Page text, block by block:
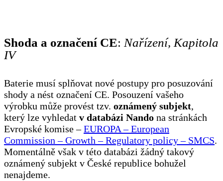
Shoda a označení CE: Nařízení, Kapitola
IV
Baterie musí splňovat nové postupy pro posuzování
shody a nést označení CE. Posouzení vašeho
výrobku může provést tzv. oznámený subjekt,
který lze vyhledat v databázi Nando na stránkách
Evropské komise –EUROPA – European
Commission – Growth – Regulatory policy – SMCS.
Momentálně však v této databázi žádný takový
oznámený subjekt v České republice bohužel
nenajdeme.